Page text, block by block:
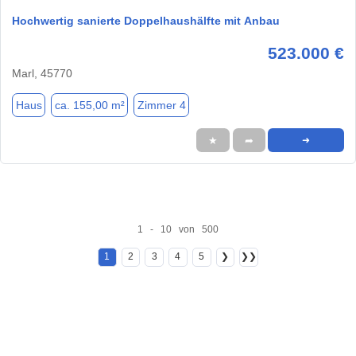
Hochwertig sanierte Doppelhaushälfte mit Anbau
523.000 €
Marl, 45770
Haus ca. 155,00 m² Zimmer 4
★ ➦ ➜
1 - 10 von 500
1 2 3 4 5 ❯ ❯❯